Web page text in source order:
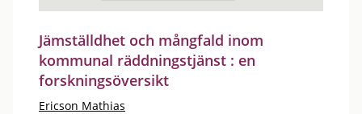
Jämställdhet och mångfald inom
kommunal räddningstjänst : en
forskningsöversikt
Ericson Mathias